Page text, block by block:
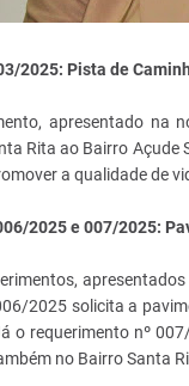
2025: Pista de
apresentado na
Rita ao Bairro Açude
a qualidade de
2025 e 007/2025:
2025 solicita a
o requerimento nº
no Bairro Santa